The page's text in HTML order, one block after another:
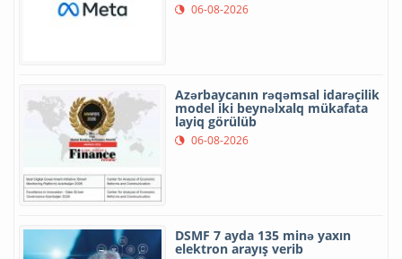
06-08-2026
Azərbaycanın rəqəmsal idarəçilik
model iki beynəlxalq mükafata
layiq görülüb
06-08-2026
DSMF 7 ayda 135 minə yaxın
elektron arayış verib